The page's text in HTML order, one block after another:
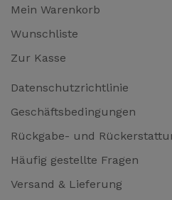
Mein Warenkorb
Wunschliste
Zur Kasse
Datenschutzrichtlinie
Geschäftsbedingungen
Rückgabe- und
Häufig gestellte Fragen
Versand & Lieferung